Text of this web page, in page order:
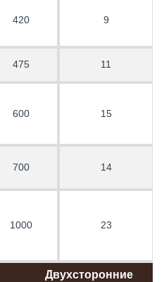
420 9
475 11
600 15
700 14
1000 23
Двухсторонние